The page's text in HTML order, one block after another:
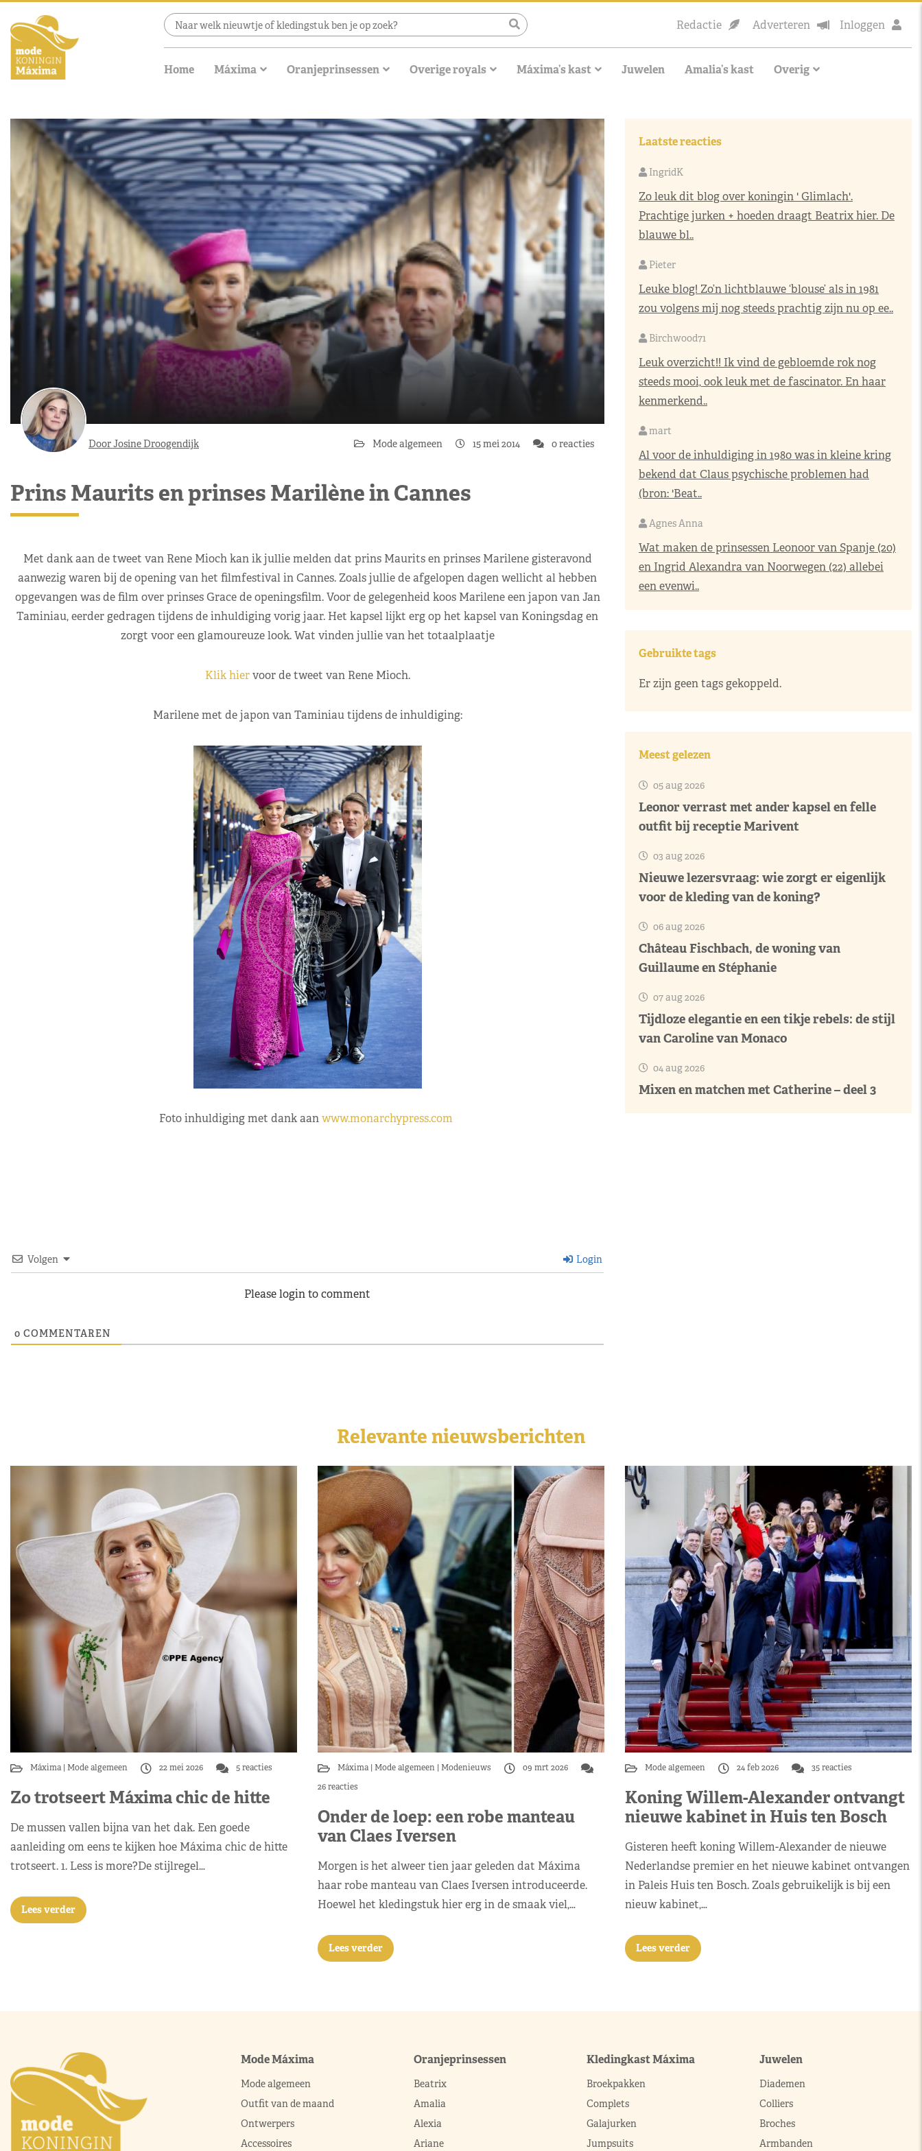
Redactie Adverteren Inloggen
Home Máxima Oranjeprinsessen Overige royals Máxima’s kast Juwelen Amalia’s kast Overig
Door Josine Droogendijk Mode algemeen 15 mei 2014 0 reacties
Prins Maurits en prinses Marilène in Cannes
Met dank aan de tweet van Rene Mioch kan ik jullie melden dat prins Maurits en prinses Marilene gisteravond
aanwezig waren bij de opening van het filmfestival in Cannes. Zoals jullie de afgelopen dagen wellicht al hebben
opgevangen was de film over prinses Grace de openingsfilm. Voor de gelegenheid koos Marilene een japon van Jan
Taminiau, eerder gedragen tijdens de inhuldiging vorig jaar. Het kapsel lijkt erg op het kapsel van Koningsdag en
zorgt voor een glamoureuze look. Wat vinden jullie van het totaalplaatje
Klik hiervoor de tweet van Rene Mioch.
Marilene met de japon van Taminiau tijdens de inhuldiging:
Foto inhuldiging met dank aanwww.monarchypress.com
Volgen Login
Please login to comment
0 COMMENTAREN
Laatste reacties
IngridK
Zo leuk dit blog over koningin ' Glimlach'.
Prachtige jurken + hoeden draagt Beatrix hier. De
blauwe bl..
Pieter
Leuke blog! Zo’n lichtblauwe ‘blouse’ als in 1981
zou volgens mij nog steeds prachtig zijn nu op ee..
Birchwood71
Leuk overzicht!! Ik vind de gebloemde rok nog
steeds mooi, ook leuk met de fascinator. En haar
kenmerkend..
mart
Al voor de inhuldiging in 1980 was in kleine kring
bekend dat Claus psychische problemen had
(bron: 'Beat..
Agnes Anna
Wat maken de prinsessen Leonoor van Spanje (20)
en Ingrid Alexandra van Noorwegen (22) allebei
een evenwi..
Gebruikte tags
Er zijn geen tags gekoppeld.
Meest gelezen
05 aug 2026
Leonor verrast met ander kapsel en felle
outfit bij receptie Marivent
03 aug 2026
Nieuwe lezersvraag: wie zorgt er eigenlijk
voor de kleding van de koning?
06 aug 2026
Château Fischbach, de woning van
Guillaume en Stéphanie
07 aug 2026
Tijdloze elegantie en een tikje rebels: de stijl
van Caroline van Monaco
04 aug 2026
Mixen en matchen met Catherine – deel 3
Relevante nieuwsberichten
Máxima Mode algemeen 22 mei 2026 5 reacties
Zo trotseert Máxima chic de hitte
De mussen vallen bijna van het dak. Een goede
aanleiding om eens te kijken hoe Máxima chic de hitte
trotseert. 1. Less is more?De stijlregel…
Lees verder
Máxima Mode algemeen Modenieuws
09 mrt 2026
26 reacties
Onder de loep: een robe manteau
van Claes Iversen
Morgen is het alweer tien jaar geleden dat Máxima
haar robe manteau van Claes Iversen introduceerde.
Hoewel het kledingstuk hier erg in de smaak viel,…
Lees verder
Mode algemeen 24 feb 2026 35 reacties
Koning Willem-Alexander ontvangt
nieuwe kabinet in Huis ten Bosch
Gisteren heeft koning Willem-Alexander de nieuwe
Nederlandse premier en het nieuwe kabinet ontvangen
in Paleis Huis ten Bosch. Zoals gebruikelijk is bij een
nieuw kabinet,…
Lees verder
Mode Máxima
Mode algemeen
Outfit van de maand
Ontwerpers
Accessoires
Oranjeprinsessen
Beatrix
Amalia
Alexia
Ariane
Kledingkast Máxima
Broekpakken
Complets
Galajurken
Jumpsuits
Juwelen
Diademen
Colliers
Broches
Armbanden